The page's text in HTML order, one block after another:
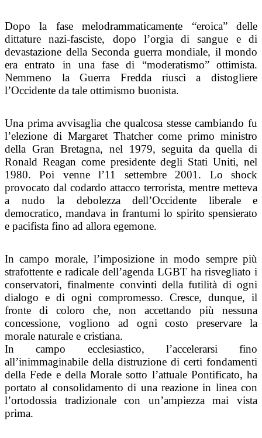
Dopo la fase melodrammaticamente “eroica” delle
dittature nazi-fasciste, dopo l’orgia di sangue e di
devastazione della Seconda guerra mondiale, il mondo
era entrato in una fase di “moderatismo” ottimista.
Nemmeno la Guerra Fredda riuscì a distogliere
l’Occidente da tale ottimismo buonista.
Una prima avvisaglia che qualcosa stesse cambiando fu
l’elezione di Margaret Thatcher come primo ministro
della Gran Bretagna, nel 1979, seguita da quella di
Ronald Reagan come presidente degli Stati Uniti, nel
1980. Poi venne l’11 settembre 2001. Lo shock
provocato dal codardo attacco terrorista, mentre metteva
a nudo la debolezza dell’Occidente liberale e
democratico, mandava in frantumi lo spirito spensierato
e pacifista fino ad allora egemone.
In campo morale, l’imposizione in modo sempre più
strafottente e radicale dell’agenda LGBT ha risvegliato i
conservatori, finalmente convinti della futilità di ogni
dialogo e di ogni compromesso. Cresce, dunque, il
fronte di coloro che, non accettando più nessuna
concessione, vogliono ad ogni costo preservare la
morale naturale e cristiana.
In campo ecclesiastico, l’accelerarsi fino
all’inimmaginabile della distruzione di certi fondamenti
della Fede e della Morale sotto l’attuale Pontificato, ha
portato al consolidamento di una reazione in linea con
l’ortodossia tradizionale con un’ampiezza mai vista
prima.